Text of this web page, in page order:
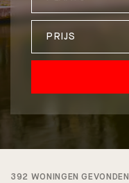
PRIJS
392 WONINGEN GEVONDEN